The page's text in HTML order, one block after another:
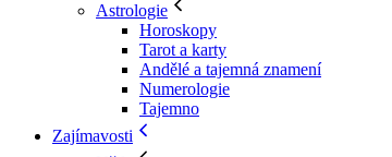
Astrologie
Horoskopy
Tarot a karty
Andělé a tajemná znamení
Numerologie
Tajemno
Zajímavosti